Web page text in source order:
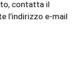
contatta il
l’indirizzo e-mail